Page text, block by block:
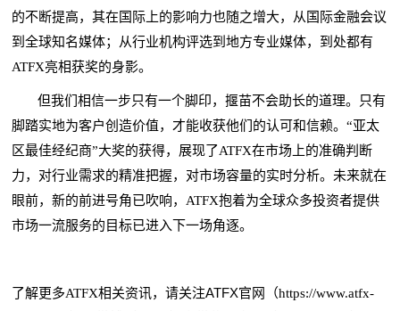
的不断提高，其在国际上的影响力也随之增大，从国际金融会议
到全球知名媒体；从行业机构评选到地方专业媒体，到处都有
ATFX亮相获奖的身影。
但我们相信一步只有一个脚印，揠苗不会助长的道理。只有
脚踏实地为客户创造价值，才能收获他们的认可和信赖。“亚太
区最佳经纪商”大奖的获得，展现了ATFX在市场上的准确判断
力，对行业需求的精准把握，对市场容量的实时分析。未来就在
眼前，新的前进号角已吹响，ATFX抱着为全球众多投资者提供
市场一流服务的目标已进入下一场角逐。
了解更多ATFX相关资讯，请关注ATFX官网
（https://www.atfx-